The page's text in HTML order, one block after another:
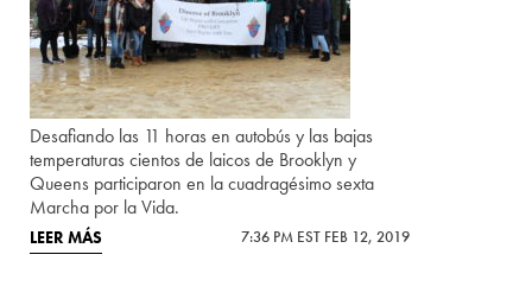
Desafiando las 11 horas en autobús y las bajas
temperaturas cientos de laicos de Brooklyn y
Queens participaron en la cuadragésimo sexta
Marcha por la Vida.
LEER MÁS 7:36 PM EST FEB 12, 2019